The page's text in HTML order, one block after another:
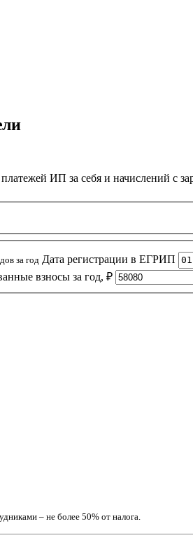
ИП за себя и начислений с
за год Дата регистрации в ЕГРИП
взносы за год, ₽
– не более 50% от налога.